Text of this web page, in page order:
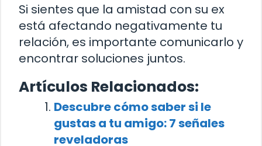
Si sientes que la amistad con su ex
está afectando negativamente tu
relación, es importante comunicarlo y
encontrar soluciones juntos.
Artículos Relacionados:
Descubre cómo saber si le
gustas a tu amigo: 7 señales
reveladoras